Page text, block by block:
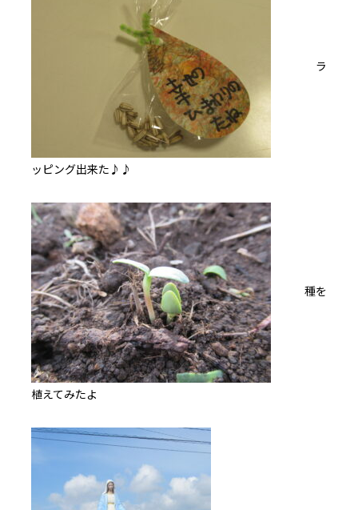
ラ
ッピング出来た♪♪
種を
植えてみたよ